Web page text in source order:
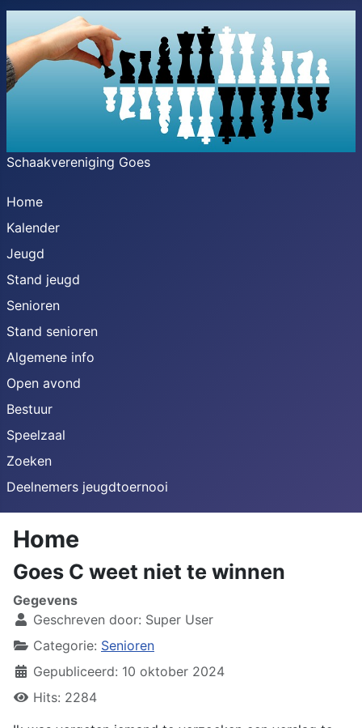
Schaakvereniging Goes
Home
Kalender
Jeugd
Stand jeugd
Senioren
Stand senioren
Algemene info
Open avond
Bestuur
Speelzaal
Zoeken
Deelnemers jeugdtoernooi
Home
Goes C weet niet te winnen
Gegevens
Geschreven door: Super User
Categorie: Senioren
Gepubliceerd: 10 oktober 2024
Hits: 2284